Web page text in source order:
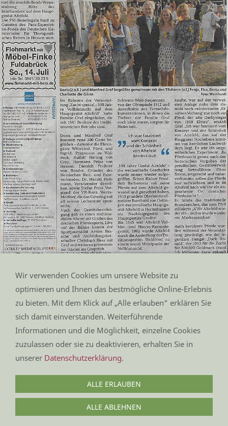
Zum Vergrößern anklicken.
Impressum
Datenschutz
Kontakt
Anfahrt
(C) 2024 Gestüt Altefeld
Wir verwenden Cookies um unsere Website zu
optimieren und Ihnen das bestmögliche Online-Erlebnis
zu bieten. Mit dem Klick auf „Alle erlauben“ erklären Sie
sich damit einverstanden. Weiterführende
Informationen und die Möglichkeit, einzelne Cookies
zuzulassen oder sie zu deaktivieren, erhalten Sie in
unserer Datenschutzerklärung.
ALLE ERLAUBEN
ALLE ABLEHNEN